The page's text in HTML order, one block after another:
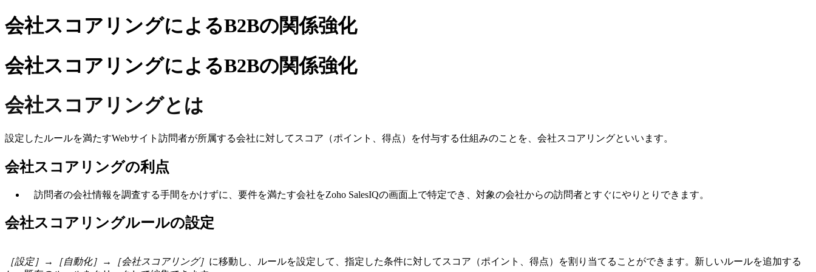
会社スコアリングによるB2Bの関係強化
会社スコアリングによるB2Bの関係強化
会社スコアリングとは
設定したルールを満たすWebサイト訪問者が所属する会社に対してスコア（ポイント、得点）を付与する仕組みのことを、会社スコアリングといいます。
会社スコアリングの利点
訪問者の会社情報を調査する手間をかけずに、要件を満たす会社をZoho SalesIQの画面上で特定でき、対象の会社からの訪問者とすぐにやりとりできます。
会社スコアリングルールの設定
［設定］→［自動化］→［会社スコアリング］ に移動し、ルールを設定して、指定した条件に対してスコア（ポイント、得点）を割り当てることができます。新しいルールを追加する